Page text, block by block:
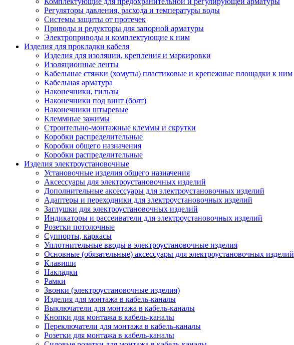
Регуляторы давления, расхода и температуры воды
Системы защиты от протечек
Приводы и редукторы для запорной арматуры
Электроприводы и комплектующие к ним
Изделия для прокладки кабеля
Изделия для изоляции, крепления и маркировки
Изоляционные ленты
Кабельные стяжки (хомуты) пластиковые и крепежные площадки к ним
Кабельная арматура
Наконечники, гильзы
Наконечники под винт (болт)
Наконечники штыревые
Клеммные зажимы
Строительно-монтажные клеммы и скрутки
Коробки распределительные
Коробки общего назначения
Коробки распределительные
Изделия электроустановочные
Установочные изделия общего назначения
Аксессуары для электроустановочных изделий
Дополнительные аксессуары для электроустановочных изделий
Адаптеры и переходники для электроустановочных изделий
Заглушки для электроустановочных изделий
Индикаторы и рассеиватели для электроустановочных изделий
Розетки потолочные
Суппорты, каркасы
Уплотнительные вводы в электроустановочные изделия
Основные (обязательные) аксессуары для электроустановочных изделий
Клавиши
Накладки
Рамки
Звонки (электроустановочные изделия)
Изделия для монтажа в кабель-каналы
Выключатели для монтажа в кабель-каналы
Кнопки для монтажа в кабель-каналы
Переключатели для монтажа в кабель-каналы
Розетки для монтажа в кабель-каналы